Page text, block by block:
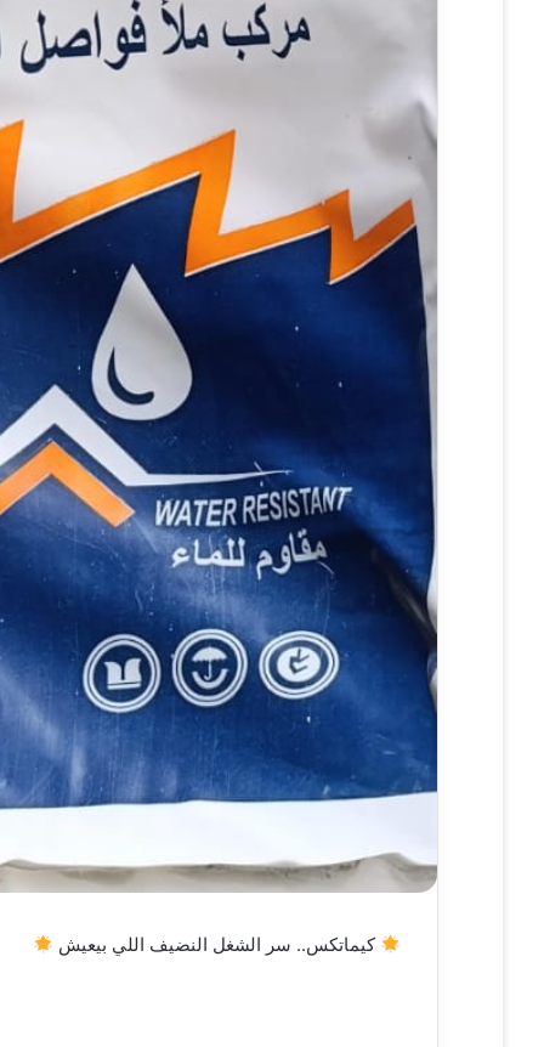
كيماتكس.. سر الشغل النضيف اللي بيعيش